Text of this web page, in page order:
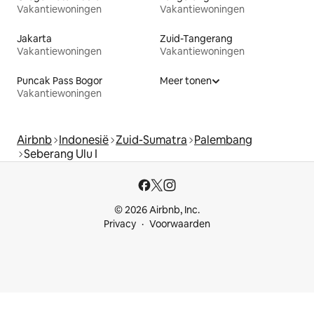
Vakantiewoningen
Vakantiewoningen
Jakarta
Vakantiewoningen
Zuid-Tangerang
Vakantiewoningen
Puncak Pass Bogor
Vakantiewoningen
Meer tonen
Airbnb Indonesië Zuid-Sumatra Palembang
Seberang Ulu I
© 2026 Airbnb, Inc.
Privacy
Voorwaarden